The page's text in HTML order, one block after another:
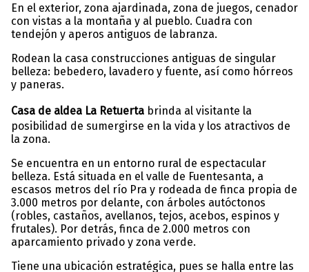
En el exterior, zona ajardinada, zona de juegos, cenador
con vistas a la montaña y al pueblo. Cuadra con
tendejón y aperos antiguos de labranza.
Rodean la casa construcciones antiguas de singular
belleza: bebedero, lavadero y fuente, así como hórreos
y paneras.
Casa de aldea La Retuerta brinda al visitante la
posibilidad de sumergirse en la vida y los atractivos de
la zona.
Se encuentra en un entorno rural de espectacular
belleza. Está situada en el valle de Fuentesanta, a
escasos metros del río Pra y rodeada de finca propia de
3.000 metros por delante, con árboles autóctonos
(robles, castaños, avellanos, tejos, acebos, espinos y
frutales). Por detrás, finca de 2.000 metros con
aparcamiento privado y zona verde.
Tiene una ubicación estratégica, pues se halla entre las